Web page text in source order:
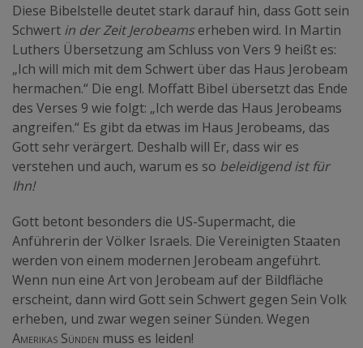
Diese Bibelstelle deutet stark darauf hin, dass Gott sein
Schwert in der Zeit Jerobeamserheben wird. In Martin
Luthers Übersetzung am Schluss von Vers 9 heißt es:
„Ich will mich mit dem Schwert über das Haus Jerobeam
hermachen.“ Die engl. Moffatt Bibel übersetzt das Ende
des Verses 9 wie folgt: „Ich werde das Haus Jerobeams
angreifen.“ Es gibt da etwas im Haus Jerobeams, das
Gott sehr verärgert. Deshalb will Er, dass wir es
verstehen und auch, warum es so beleidigend ist für
Ihn!
Gott betont besonders die US-Supermacht, die
Anführerin der Völker Israels. Die Vereinigten Staaten
werden von einem modernen Jerobeam angeführt.
Wenn nun eine Art von Jerobeam auf der Bildfläche
erscheint, dann wird Gott sein Schwert gegen Sein Volk
erheben, und zwar wegen seiner Sünden. Wegen
Amerikas Sünden muss es leiden!